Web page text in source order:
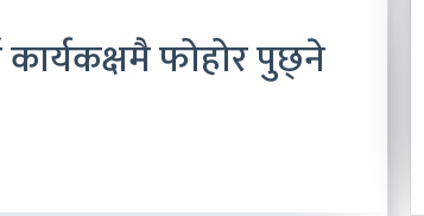
फोहोर पुछ्ने